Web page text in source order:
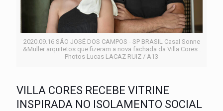
2020.09.16 SÃO JOSÉ DOS CAMPOS - SP BRASIL Casal Sonne
&Muller arquitetos que fizeram a nova fachada da Villa Cores .
Photos Lucas LACAZ RUIZ / A13
VILLA CORES RECEBE VITRINE
INSPIRADA NO ISOLAMENTO SOCIAL